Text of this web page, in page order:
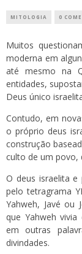
MITOLOGIA 0
Muitos
moderna em
até mesmo na
entidades,
Deus único
Contudo, em
o próprio deus
construção
culto de um povo,
O deus israelita e
pelo tetragrama
Yahweh, Javé ou
que Yahweh
em outras
divindades.